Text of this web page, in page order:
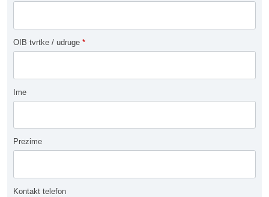
OIB tvrtke / udruge *
Ime
Prezime
Kontakt telefon